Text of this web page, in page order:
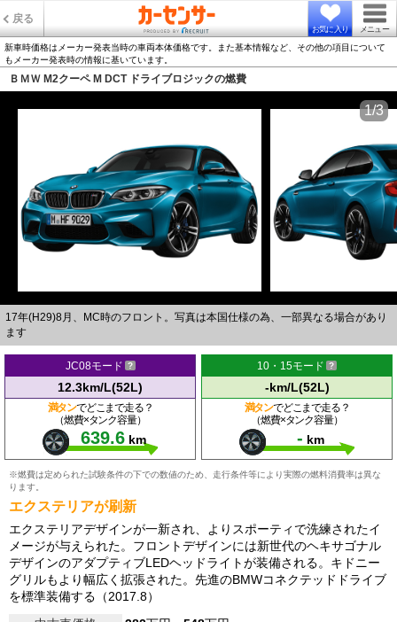
戻る
お気に入り メニュー
新車時価格はメーカー発表当時の車両本体価格です。また基本情報など、その他の項目について
もメーカー発表時の情報に基いています。
ＢＭＷ M2クーペ M DCT ドライブロジックの燃費
17年(H29)8月、MC時のフロント。写真は本国仕様の為、一部異なる場合があり
ます
1/3
JC08モード
12.3km/L(52L)
満タンでどこまで走る？
（燃費×タンク容量）
639.6 km
10・15モード
-km/L(52L)
満タンでどこまで走る？
（燃費×タンク容量）
- km
※燃費は定められた試験条件の下での数値のため、走行条件等により実際の燃料消費率は異な
ります。
エクステリアが刷新
エクステリアデザインが一新され、よりスポーティで洗練されたイ
メージが与えられた。フロントデザインには新世代のヘキサゴナル
デザインのアダプティブLEDヘッドライトが装備される。キドニー
グリルもより幅広く拡張された。先進のBMWコネクテッドドライブ
を標準装備する（2017.8）